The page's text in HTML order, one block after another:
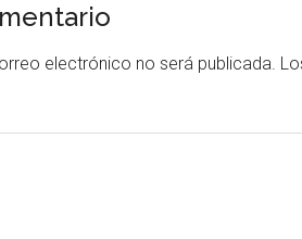
electrónico no será publicada.